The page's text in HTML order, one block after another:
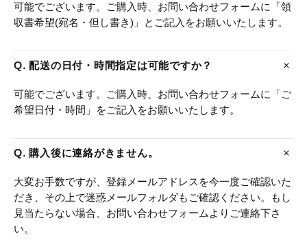
可能でございます。ご購入時、お問い合わせフォームに「領
収書希望(宛名・但し書き)」とご記入をお願いいたします。
Q. 配送の日付・時間指定は可能ですか？
可能でございます。ご購入時、お問い合わせフォームに「ご
希望日付・時間」をご記入をお願いいたします。
Q. 購入後に連絡がきません。
大変お手数ですが、登録メールアドレスを今一度ご確認いた
だき、その上で迷惑メールフォルダもご確認ください。もし
見当たらない場合、お問い合わせフォームよりご連絡下さ
い。